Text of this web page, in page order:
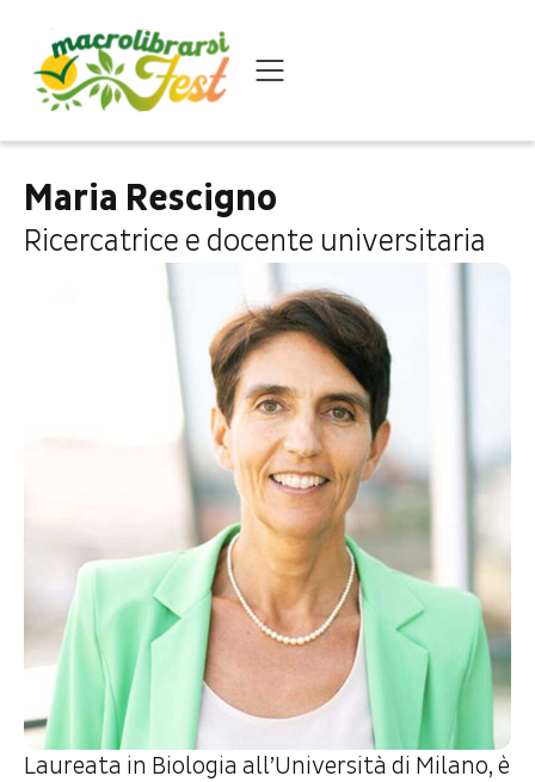
Maria Rescigno
Ricercatrice e docente universitaria
Laureata in Biologia all’Università di Milano, è